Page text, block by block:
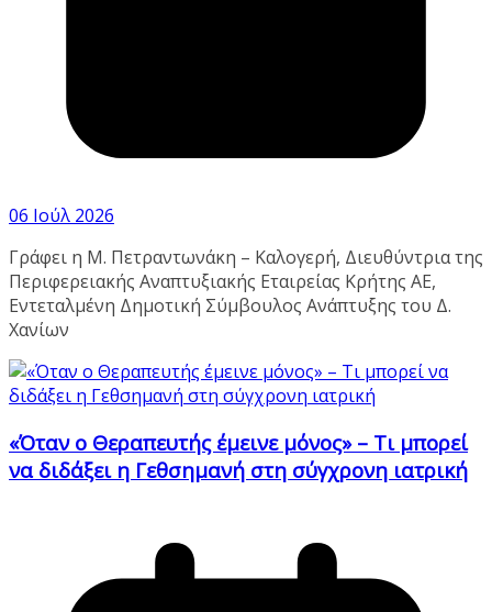
06 Ιούλ 2026
Γράφει η Μ. Πετραντωνάκη – Καλογερή, Διευθύντρια της
Περιφερειακής Αναπτυξιακής Εταιρείας Κρήτης ΑΕ,
Εντεταλμένη Δημοτική Σύμβουλος Ανάπτυξης του Δ.
Χανίων
«Όταν ο Θεραπευτής έμεινε μόνος» – Τι μπορεί
να διδάξει η Γεθσημανή στη σύγχρονη ιατρική